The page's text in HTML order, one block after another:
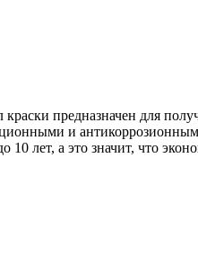
предназначен для
и
лет, а это значит, что